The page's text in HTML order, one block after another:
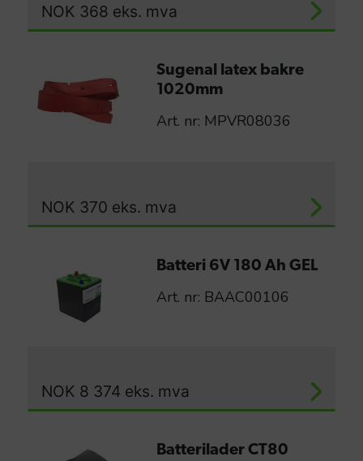
NOK 368 eks. mva
Sugenal latex bakre
1020mm
Art. nr: MPVR08036
NOK 370 eks. mva
Batteri 6V 180 Ah GEL
Art. nr: BAAC00106
NOK 8 374 eks. mva
Batterilader CT80